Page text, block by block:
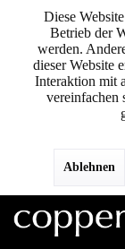
Diese
Betrieb der
werden.
dieser Website
Interaktion mit
vereinfachen
Ablehnen